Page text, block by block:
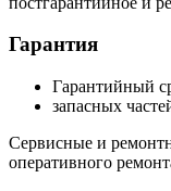
Гарантия
Гарантийный
запасных
Сервисные и
оперативного